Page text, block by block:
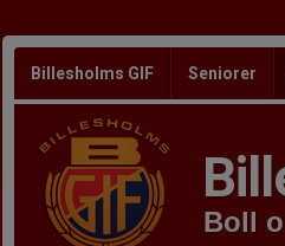
Billesholms GIF Seniorer
Boll